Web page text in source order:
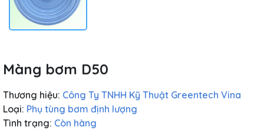
Màng bơm D50
Thương hiệu: Công Ty TNHH Kỹ Thuật Greentech Vina
Loại: Phụ tùng bơm định lượng
Tình trạng: Còn hàng